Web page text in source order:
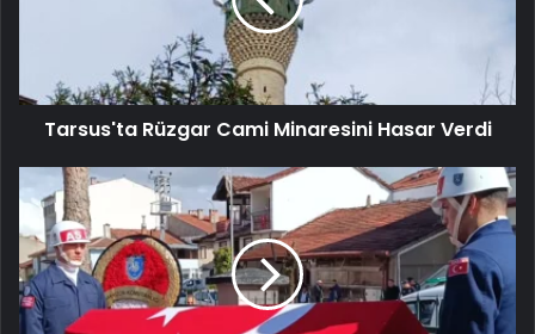
Tarsus'ta Rüzgar Cami Minaresini Hasar Verdi